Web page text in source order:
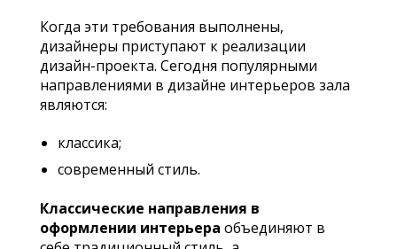
Когда эти требования выполнены,
дизайнеры приступают к реализации
дизайн-проекта. Сегодня популярными
направлениями в дизайне интерьеров зала
являются:
классика;
современный стиль.
Классические направления в
оформлении интерьера объединяют в